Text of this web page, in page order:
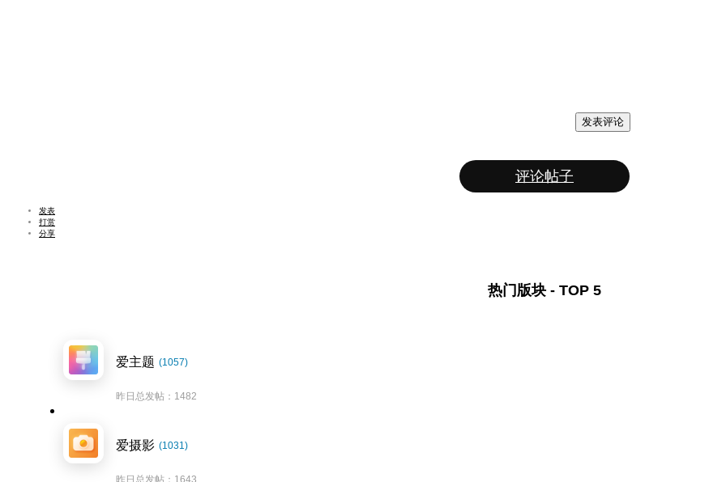
发表评论
评论帖子
发表
打赏
分享
热门版块 - TOP 5
爱主题 (1057)
昨日总发帖：1482
爱摄影 (1031)
昨日总发帖：1643